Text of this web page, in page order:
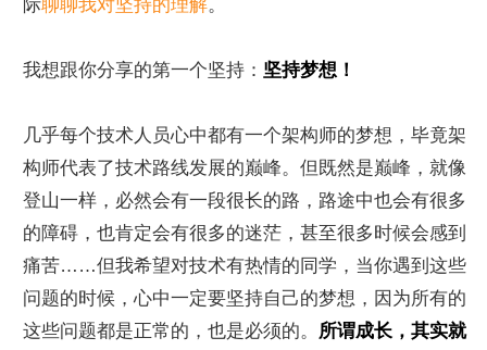
际聊聊我对坚持的理解。
我想跟你分享的第一个坚持： 坚持梦想！
几乎每个技术人员心中都有一个架构师的梦想，毕竟架
构师代表了技术路线发展的巅峰。但既然是巅峰，就像
登山一样，必然会有一段很长的路，路途中也会有很多
的障碍，也肯定会有很多的迷茫，甚至很多时候会感到
痛苦……但我希望对技术有热情的同学，当你遇到这些
问题的时候，心中一定要坚持自己的梦想，因为所有的
这些问题都是正常的，也是必须的。
所谓成长，其实就